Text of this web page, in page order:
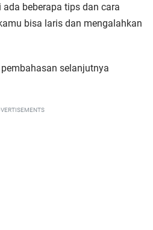
beberapa tips dan cara
bisa laris dan mengalahkan
selanjutnya